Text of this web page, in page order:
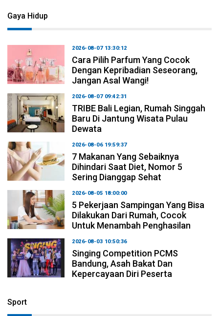
Gaya Hidup
2026-08-07 13:30:12
Cara Pilih Parfum Yang Cocok
Dengan Kepribadian Seseorang,
Jangan Asal Wangi!
2026-08-07 09:42:31
TRIBE Bali Legian, Rumah Singgah
Baru Di Jantung Wisata Pulau
Dewata
2026-08-06 19:59:37
7 Makanan Yang Sebaiknya
Dihindari Saat Diet, Nomor 5
Sering Dianggap Sehat
2026-08-05 18:00:00
5 Pekerjaan Sampingan Yang Bisa
Dilakukan Dari Rumah, Cocok
Untuk Menambah Penghasilan
2026-08-03 10:50:36
Singing Competition PCMS
Bandung, Asah Bakat Dan
Kepercayaan Diri Peserta
Sport